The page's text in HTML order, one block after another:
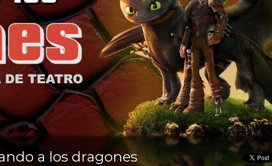
a los dragones